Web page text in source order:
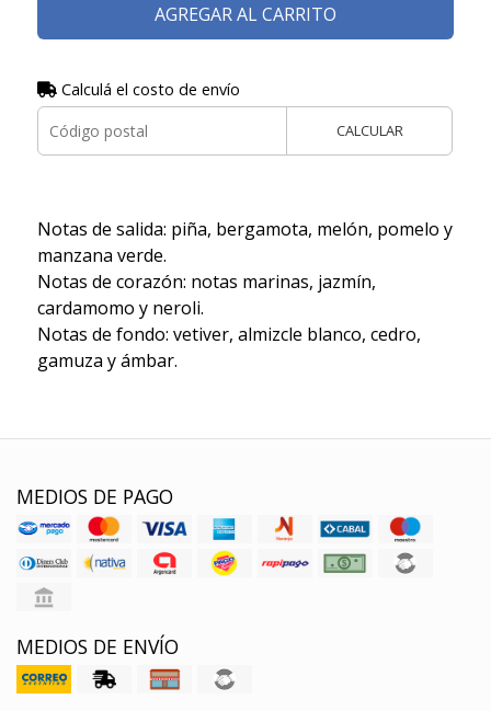
AGREGAR AL CARRITO
Calculá el costo de envío
CALCULAR
Notas de salida: piña, bergamota, melón, pomelo y
manzana verde.
Notas de corazón: notas marinas, jazmín,
cardamomo y neroli.
Notas de fondo: vetiver, almizcle blanco, cedro,
gamuza y ámbar.
MEDIOS DE PAGO
MEDIOS DE ENVÍO